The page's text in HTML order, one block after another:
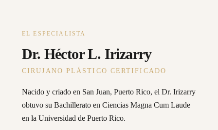
EL ESPECIALISTA
Dr. Héctor L. Irizarry
CIRUJANO PLÁSTICO CERTIFICADO
Nacido y criado en San Juan, Puerto Rico, el Dr. Irizarry
obtuvo su Bachillerato en Ciencias Magna Cum Laude
en la Universidad de Puerto Rico.